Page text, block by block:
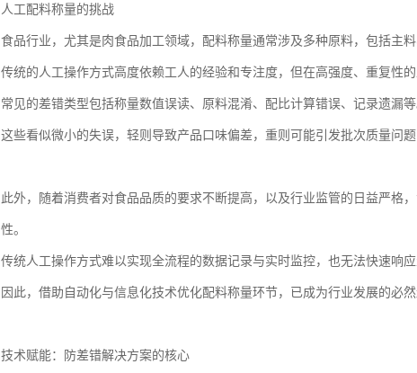
人工配料称量的挑战
食品行业，尤其是肉食品加工领域，配料称量通常涉及多种原料，包括主
传统的人工操作方式高度依赖工人的经验和专注度，但在高强度、重复性
常见的差错类型包括称量数值误读、原料混淆、配比计算错误、记录遗漏等
这些看似微小的失误，轻则导致产品口味偏差，重则可能引发批次质量问
此外，随着消费者对食品品质的要求不断提高，以及行业监管的日益严格
性。
传统人工操作方式难以实现全流程的数据记录与实时监控，也无法快速响应
因此，借助自动化与信息化技术优化配料称量环节，已成为行业发展的必然
技术赋能：防差错解决方案的核心